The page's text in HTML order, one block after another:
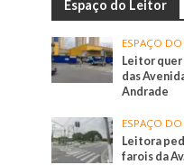
Espaço do Leitor
ESPAÇO
Leitor
das
Andrade
ESPAÇO
Leitora
farois da